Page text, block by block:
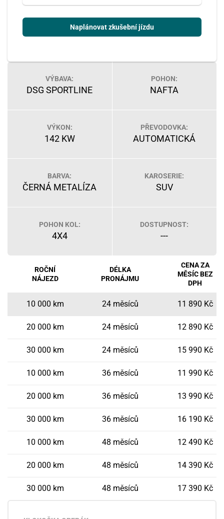
Naplánovat zkušební jízdu
VÝBAVA:
DSG SPORTLINE
POHON:
NAFTA
VÝKON:
142 KW
PŘEVODOVKA:
AUTOMATICKÁ
BARVA:
ČERNÁ METALÍZA
KAROSERIE:
SUV
POHON KOL:
4X4
DOSTUPNOST:
---
ROČNÍ
NÁJEZD
DÉLKA
PRONÁJMU
CENA ZA
MĚSÍC BEZ
DPH
10 000 km 24 měsíců 11 890 Kč
20 000 km 24 měsíců 12 890 Kč
30 000 km 24 měsíců 15 990 Kč
10 000 km 36 měsíců 11 990 Kč
20 000 km 36 měsíců 13 990 Kč
30 000 km 36 měsíců 16 190 Kč
10 000 km 48 měsíců 12 490 Kč
20 000 km 48 měsíců 14 390 Kč
30 000 km 48 měsíců 17 390 Kč